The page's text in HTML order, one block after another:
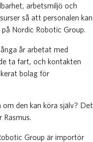
arbetsmiljö och
så att personalen kan
Nordic Robotic Group.
år arbetat med
ta fart, och kontakten
bolag för
den kan köra själv? Det
Group är importör